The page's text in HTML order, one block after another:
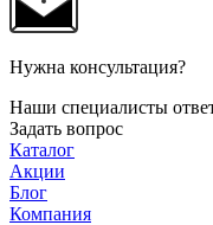
Нужна консультация?
Наши специалисты
Задать вопрос
Каталог
Акции
Блог
Компания